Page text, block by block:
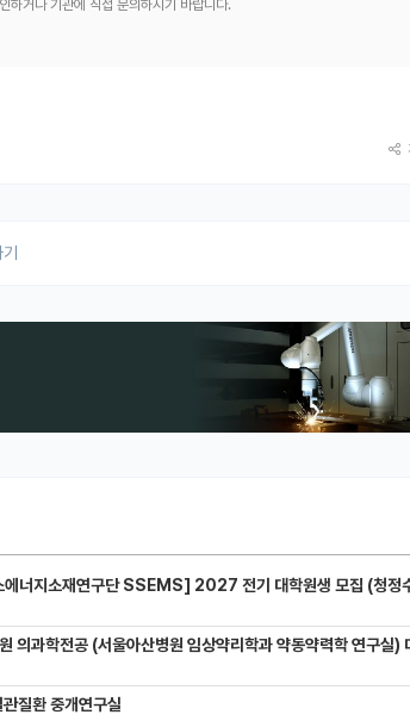
하거나 기관에 직접 문의하시기 바랍니다.
소재연구단 SSEMS] 2027 전기 대학원생 모집 (청정수소 생산/활용을 위한 프로톤 세라믹
전공 (서울아산병원 임상약리학과 약동약력학 연구실) 대학원생 모
질환 중개연구실